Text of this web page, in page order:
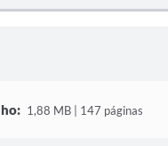
1,88 MB | 147 páginas